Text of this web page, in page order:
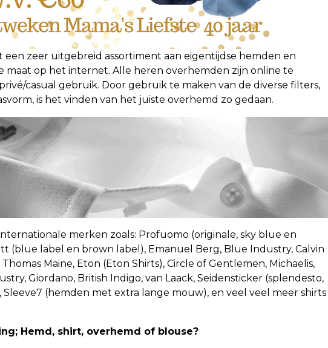
een zeer uitgebreid assortiment aan eigentijdse hemden en
maat op het internet. Alle heren overhemden zijn online te
casual gebruik. Door gebruik te maken van de diverse filters,
is het vinden van het juiste overhemd zo gedaan.
merken zoals: Profuomo (originale, sky blue en
(blue label en brown label), Emanuel Berg, Blue Industry, Calvin
Thomas Maine, Eton (Eton Shirts), Circle of Gentlemen, Michaelis,
Giordano, British Indigo, van Laack, Seidensticker (splendesto,
(hemden met extra lange mouw), en veel veel meer shirts
Hemd, shirt, overhemd of blouse?